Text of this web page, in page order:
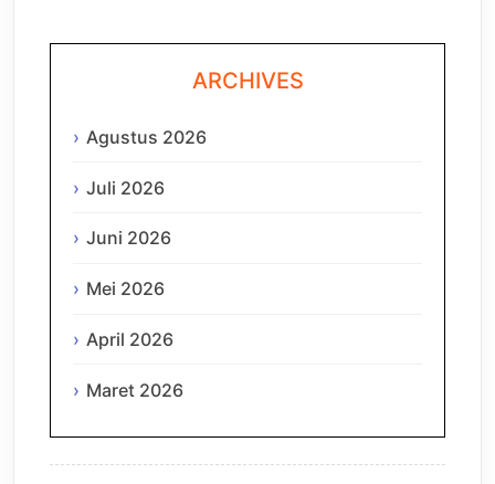
ARCHIVES
Agustus 2026
Juli 2026
Juni 2026
Mei 2026
April 2026
Maret 2026